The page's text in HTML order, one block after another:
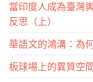
當印度人成為臺灣
反思（上）
華語文的鴻溝：為
板球場上的異質空